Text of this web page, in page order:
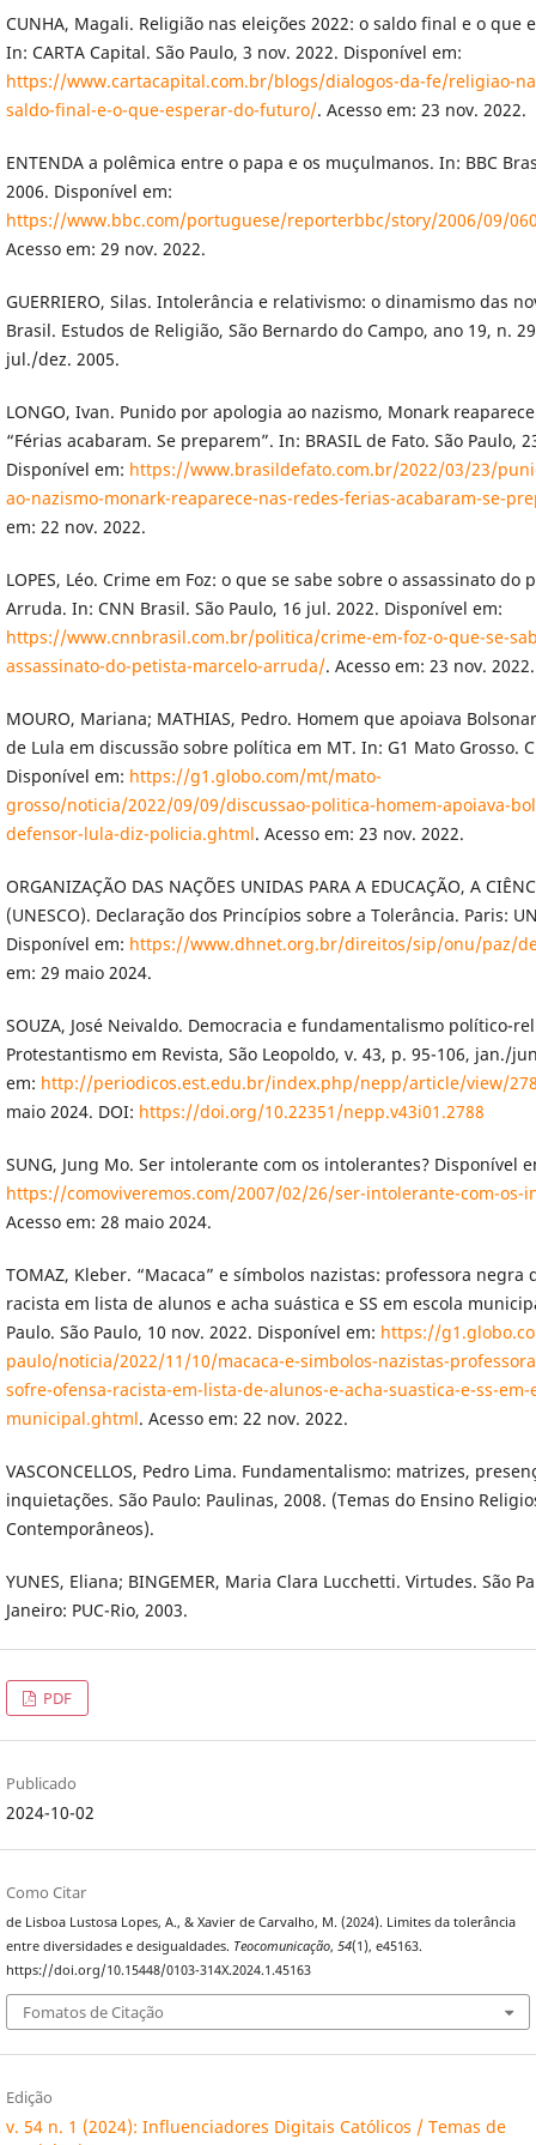
CUNHA, Magali. Religião nas eleições 2022: o saldo final e o que
In: CARTA Capital. São Paulo, 3 nov. 2022. Disponível em:
https://www.cartacapital.com.br/blogs/dialogos-da-fe/religiao-
saldo-final-e-o-que-esperar-do-futuro/. Acesso em: 23 nov. 2022.
ENTENDA a polêmica entre o papa e os muçulmanos. In: BBC
2006. Disponível em:
https://www.bbc.com/portuguese/reporterbbc/story/2006/09/
Acesso em: 29 nov. 2022.
GUERRIERO, Silas. Intolerância e relativismo: o dinamismo das
Brasil. Estudos de Religião, São Bernardo do Campo, ano 19, n.
jul./dez. 2005.
LONGO, Ivan. Punido por apologia ao nazismo, Monark
“Férias acabaram. Se preparem”. In: BRASIL de Fato. São Paulo,
Disponível em: https://www.brasildefato.com.br/2022/03/23/
ao-nazismo-monark-reaparece-nas-redes-ferias-acabaram-se-
em: 22 nov. 2022.
LOPES, Léo. Crime em Foz: o que se sabe sobre o assassinato do
Arruda. In: CNN Brasil. São Paulo, 16 jul. 2022. Disponível em:
https://www.cnnbrasil.com.br/politica/crime-em-foz-o-que-se-
assassinato-do-petista-marcelo-arruda/. Acesso em: 23 nov. 2022.
MOURO, Mariana; MATHIAS, Pedro. Homem que apoiava
de Lula em discussão sobre política em MT. In: G1 Mato Grosso.
Disponível em: https://g1.globo.com/mt/mato-
grosso/noticia/2022/09/09/discussao-politica-homem-apoiava-
defensor-lula-diz-policia.ghtml. Acesso em: 23 nov. 2022.
ORGANIZAÇÃO DAS NAÇÕES UNIDAS PARA A EDUCAÇÃO, A
(UNESCO). Declaração dos Princípios sobre a Tolerância. Paris:
Disponível em: https://www.dhnet.org.br/direitos/sip/onu/paz/
em: 29 maio 2024.
SOUZA, José Neivaldo. Democracia e fundamentalismo político-
Protestantismo em Revista, São Leopoldo, v. 43, p. 95-106, jan./
em: http://periodicos.est.edu.br/index.php/nepp/article/view/
maio 2024. DOI: https://doi.org/10.22351/nepp.v43i01.2788
SUNG, Jung Mo. Ser intolerante com os intolerantes? Disponível
https://comoviveremos.com/2007/02/26/ser-intolerante-com-os-
Acesso em: 28 maio 2024.
TOMAZ, Kleber. “Macaca” e símbolos nazistas: professora negra
racista em lista de alunos e acha suástica e SS em escola
Paulo. São Paulo, 10 nov. 2022. Disponível em: https://
paulo/noticia/2022/11/10/macaca-e-simbolos-nazistas-
sofre-ofensa-racista-em-lista-de-alunos-e-acha-suastica-e-ss-em-
municipal.ghtml. Acesso em: 22 nov. 2022.
VASCONCELLOS, Pedro Lima. Fundamentalismo: matrizes,
inquietações. São Paulo: Paulinas, 2008. (Temas do Ensino
Contemporâneos).
YUNES, Eliana; BINGEMER, Maria Clara Lucchetti. Virtudes. São
Janeiro: PUC-Rio, 2003.
PDF
Publicado
2024-10-02
Como Citar
de Lisboa Lustosa Lopes, A., & Xavier de Carvalho, M. (2024). Limites da tolerância
entre diversidades e desigualdades. Teocomunicação, 54(1), e45163.
https://doi.org/10.15448/0103-314X.2024.1.45163
Fomatos de Citação
Edição
v. 54 n. 1 (2024): Influenciadores Digitais Católicos / Temas de